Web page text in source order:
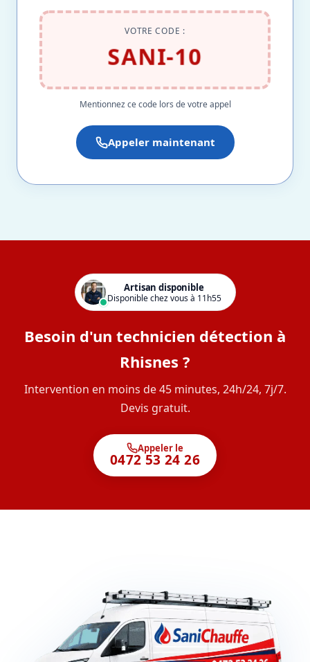
VOTRE CODE :
SANI-10
Mentionnez ce code lors de votre appel
Appeler maintenant
Artisan disponible
Disponible chez vous à 11h55
Besoin d'un technicien détection à
Rhisnes ?
Intervention en moins de 45 minutes, 24h/24, 7j/7.
Devis gratuit.
Appeler le
0472 53 24 26